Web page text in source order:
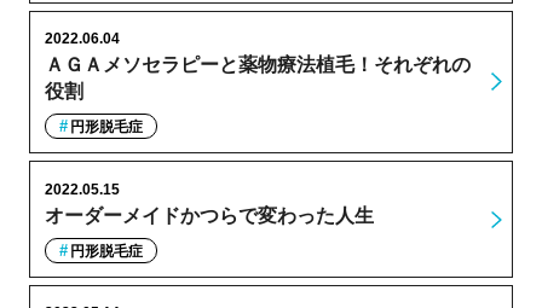
ＡＧＡメソセラピーと薬物療法植毛！それぞれの
役割
2022.06.04
円形脱毛症
オーダーメイドかつらで変わった人生
2022.05.15
円形脱毛症